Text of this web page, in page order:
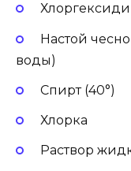
Настой
воды)
Спирт (40°)
Хлорка
Раствор